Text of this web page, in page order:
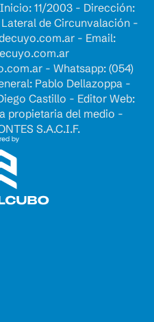
11/2003 - Dirección:
Lateral de Circunvalación -
- Email:
- Whatsapp: (054)
Pablo Dellazoppa -
Castillo - Editor Web:
propietaria del medio -
S.A.C.I.F.